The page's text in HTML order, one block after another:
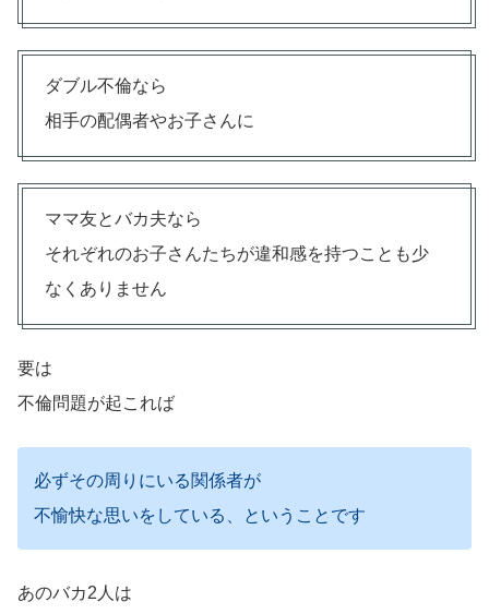
ダブル不倫なら
相手の配偶者やお子さんに
ママ友とバカ夫なら
それぞれのお子さんたちが違和感を持つことも少
なくありません
要は
不倫問題が起これば
必ずその周りにいる関係者が
不愉快な思いをしている、ということです
あのバカ2人は